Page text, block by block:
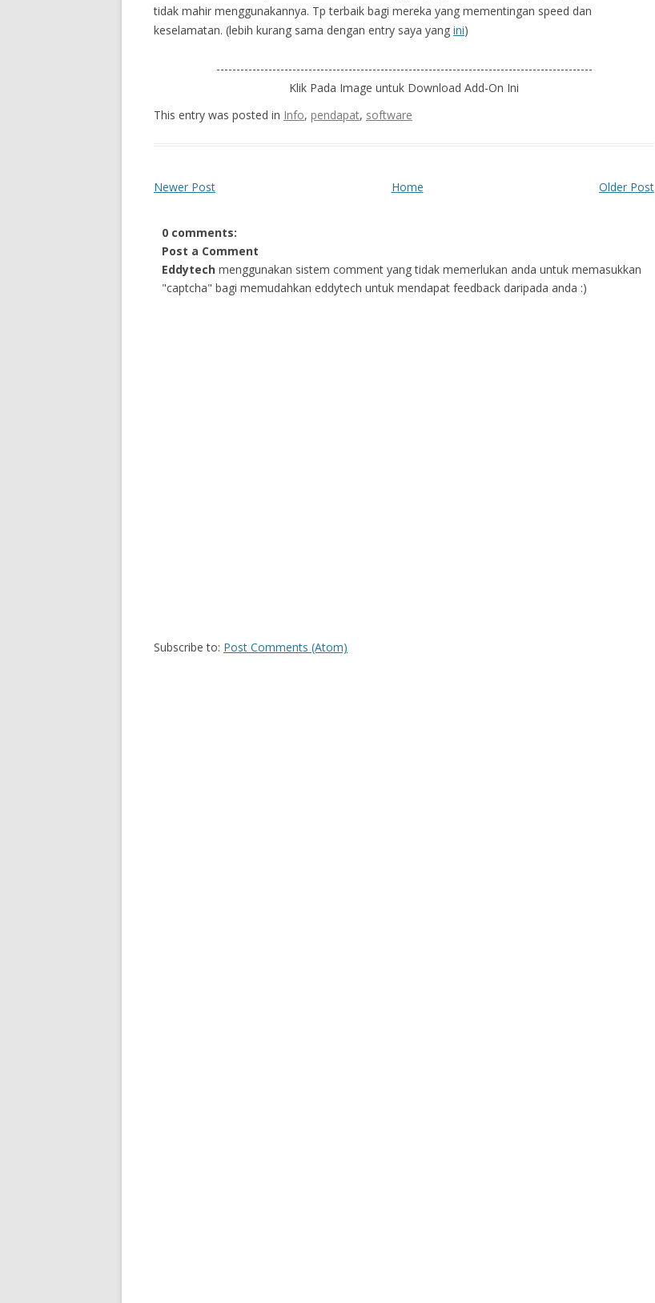
tidak mahir menggunakannya. Tp terbaik bagi mereka yang mementingan speed dan
keselamatan. (lebih kurang sama dengan entry saya yang ini)
----------------------------------------------------------------------------------------------
Klik Pada Image untuk Download Add-On Ini
This entry was posted in Info, pendapat, software
Newer Post Older Post
Home
0 comments:
Post a Comment
Eddytech menggunakan sistem comment yang tidak memerlukan anda untuk memasukkan
"captcha" bagi memudahkan eddytech untuk mendapat feedback daripada anda :)
Subscribe to: Post Comments (Atom)